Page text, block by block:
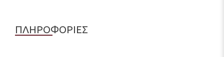
ΠΛΗΡΟΦΟΡΙΕΣ